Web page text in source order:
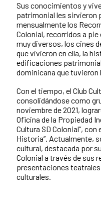
Sus conocimientos y
patrimonial les sirvieron
mensualmente los
Colonial, recorridos a pie
muy diversos, los cines
que vivieron en ella, la
edificaciones
dominicana que
Con el tiempo, el Club
consolidándose como
noviembre de 2021,
Oficina de la Propiedad
Cultura SD Colonial”, con
Historia”. Actualmente,
cultural, destacada por
Colonial a través de sus
presentaciones
culturales.